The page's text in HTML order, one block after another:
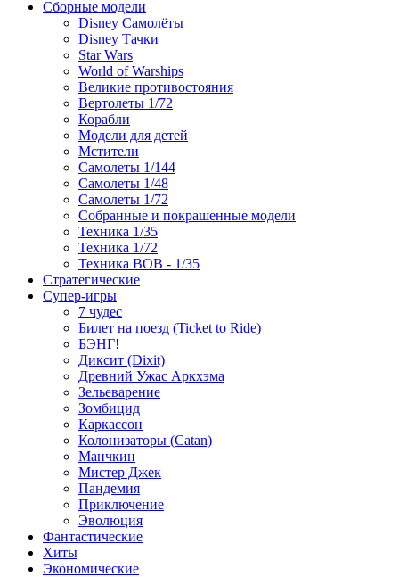
Сборные модели
Disney Самолёты
Disney Тачки
Star Wars
World of Warships
Великие противостояния
Вертолеты 1/72
Корабли
Модели для детей
Мстители
Самолеты 1/144
Самолеты 1/48
Самолеты 1/72
Собранные и покрашенные модели
Техника 1/35
Техника 1/72
Техника ВОВ - 1/35
Стратегические
Супер-игры
7 чудес
Билет на поезд (Ticket to Ride)
БЭНГ!
Диксит (Dixit)
Древний Ужас Аркхэма
Зельеварение
Зомбицид
Каркассон
Колонизаторы (Catan)
Манчкин
Мистер Джек
Пандемия
Приключение
Эволюция
Фантастические
Хиты
Экономические